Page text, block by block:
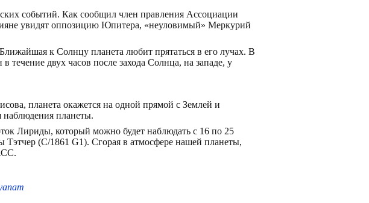
событий. Как сообщил член правления Ассоциации
увидят оппозицию Юпитера, «неуловимый» Меркурий
к Солнцу планета любит прятаться в его лучах. В
течение двух часов после захода Солнца, на западе, у
планета окажется на одной прямой с Землей и
наблюдения планеты.
Лириды, который можно будет наблюдать с 16 по 25
Тэтчер (C/1861 G1). Сгорая в атмосфере нашей планеты,